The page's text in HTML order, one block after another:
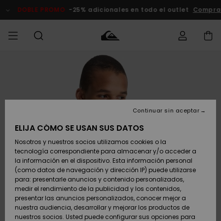
del
DOBLE PROMO -25% adicionales en todo el outlet Comprar
Ropa
Zapatos y
chanclas
Surf
Snow
Ropa
Zapatos y
chanclas
Surf
Snow
Shop
Destacados
Snow
SURF
Surf Shop
Highlights
Comunidad
SNOW
Tienda
Snow Niños
Tienda
Snow Mujer
Destacados
DOBLE
PROMO
Outlet
Outlet
Mujer
Accede a tu
Envio
Devoluciones
Pago
Tarjeta de
regalo
Quiksilver
ELIJA CÓMO SE USAN SUS DATOS
Nosotros y nuestros socios utilizamos cookies o la
tecnología correspondiente para almacenar y/o acceder a
la información en el dispositivo. Esta información personal
(como datos de navegación y dirección IP) puede utilizarse
para: presentarle anuncios y contenido personalizados,
medir el rendimiento de la publicidad y los contenidos,
presentar las anuncios personalizados, conocer mejor a
nuestra audiencia, desarrollar y mejorar los productos de
nuestros socios. Usted puede configurar sus opciones para
Continuar sin aceptar